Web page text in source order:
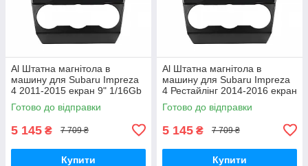
Al Штатна магнітола в
машину для Subaru Impreza
4 2011-2015 екран 9" 1/16Gb
Wi-Fi GPS Base
Готово до відправки
5 145 ₴ 7 709 ₴
Купити
Al Штатна магнітола в
машину для Subaru Impreza
4 Рестайлінг 2014-2016 екран
9" 1/16Gb Wi-Fi GPS Base
Готово до відправки
5 145 ₴ 7 709 ₴
Купити